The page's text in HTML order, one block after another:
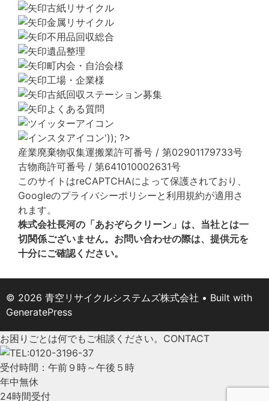
古紙リサイクル
金属リサイクル
不用品回収総合
遺品整理
町内会・自治会様
工場・企業様
古紙回収ステーション募集
よくある質問
産業廃棄物収集運搬業許可番号 / 第02901179733号
古物商許可番号 / 第641010002631号
このサイトはreCAPTCHAによって保護されており、
Googleのプライバシーポリシーと利用規約が適用さ
れます。
株式会社長河の「あおぞらクリーン」は、当社とは一
切関係ございません。お問い合わせの際は、提供元を
十分にご確認ください。
© 2026 青空リサイクルシステムズ株式会社 • Built with
GeneratePress
お困りごとは何でもご相談ください。 CONTACT
受付時間：午前９時～午後５時
年中無休
24時間受付